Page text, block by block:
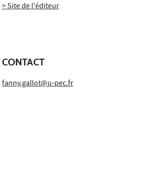
> Site de l'éditeur
CONTACT
fanny.gallot@u-pec.fr